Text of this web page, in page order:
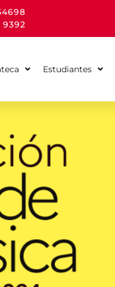
9392
Estudiantes